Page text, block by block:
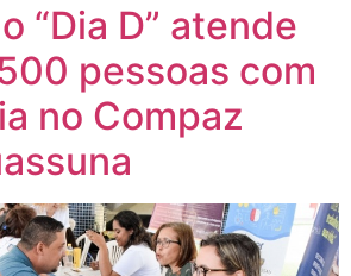
“Dia D” atende
pessoas com
no Compaz